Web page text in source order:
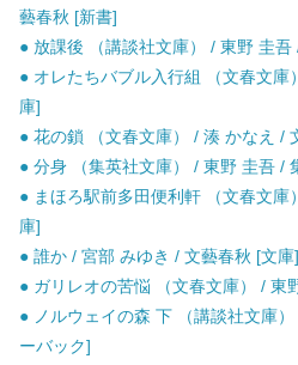
藝春秋 [新書]
● 放課後 （講談社文庫） / 東野 圭吾
● オレたちバブル入行組 （文春文庫
庫]
● 花の鎖 （文春文庫） / 湊 かなえ /
● 分身 （集英社文庫） / 東野 圭吾 /
● まほろ駅前多田便利軒 （文春文
庫]
● 誰か / 宮部 みゆき / 文藝春秋 [文庫]
● ガリレオの苦悩 （文春文庫） / 東
● ノルウェイの森 下 （講談社文庫
ーバック]